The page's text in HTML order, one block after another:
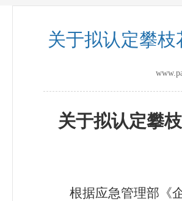
关于拟认定攀
关于拟认定攀
根据应急管理部《